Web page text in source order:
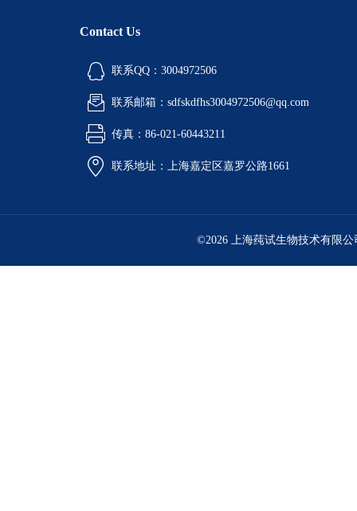
Contact Us
联系QQ：3004972506
联系邮箱：sdfskdfhs3004972506@qq.com
传真：86-021-60443211
联系地址：上海嘉定区嘉罗公路1661
©2026 上海莼试生物技术有限